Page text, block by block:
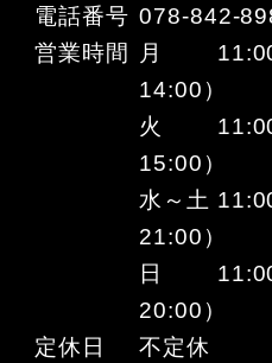
電話番号 078-842-
営業時間
月 11:00
14:00）
火 11:00
15:00）
水～土
21:00）
日 11:00
20:00）
定休日
不定休